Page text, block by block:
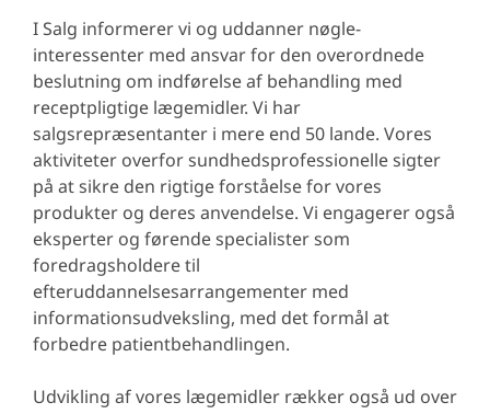
I Salg informerer vi og uddanner nøgle-
interessenter med ansvar for den overordnede
beslutning om indførelse af behandling med
receptpligtige lægemidler. Vi har
salgsrepræsentanter i mere end 50 lande. Vores
aktiviteter overfor sundhedsprofessionelle sigter
på at sikre den rigtige forståelse for vores
produkter og deres anvendelse. Vi engagerer også
eksperter og førende specialister som
foredragsholdere til
efteruddannelsesarrangementer med
informationsudveksling, med det formål at
forbedre patientbehandlingen.
Udvikling af vores lægemidler rækker også ud over